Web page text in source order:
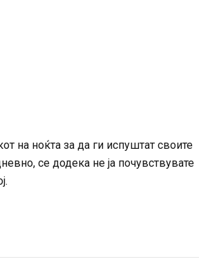
на ноќта за да ги испуштат своите
се додека не ја почувствувате